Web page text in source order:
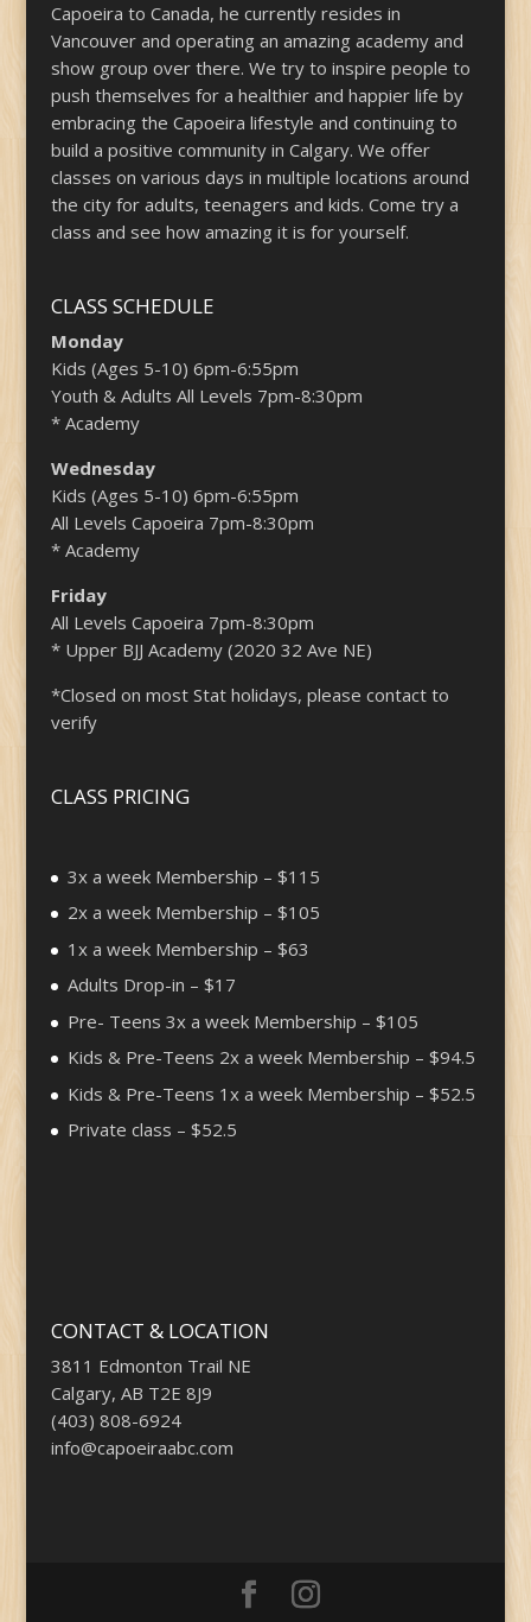
Capoeira to Canada, he currently resides in
Vancouver and operating an amazing academy and
show group over there. We try to inspire people to
push themselves for a healthier and happier life by
embracing the Capoeira lifestyle and continuing to
build a positive community in Calgary. We offer
classes on various days in multiple locations around
the city for adults, teenagers and kids. Come try a
class and see how amazing it is for yourself.
CLASS SCHEDULE
Monday
Kids (Ages 5-10) 6pm-6:55pm
Youth & Adults All Levels 7pm-8:30pm
* Academy
Wednesday
Kids (Ages 5-10) 6pm-6:55pm
All Levels Capoeira 7pm-8:30pm
* Academy
Friday
All Levels Capoeira 7pm-8:30pm
* Upper BJJ Academy (2020 32 Ave NE)
*Closed on most Stat holidays, please contact to
verify
CLASS PRICING
3x a week Membership – $115
2x a week Membership – $105
1x a week Membership – $63
Adults Drop-in – $17
Pre- Teens 3x a week Membership – $105
Kids & Pre-Teens 2x a week Membership – $94.5
Kids & Pre-Teens 1x a week Membership – $52.5
Private class – $52.5
CONTACT & LOCATION
3811 Edmonton Trail NE
Calgary, AB T2E 8J9
(403) 808-6924
info@capoeiraabc.com